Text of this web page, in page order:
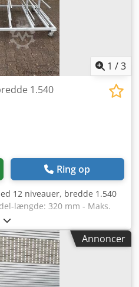
1 /3
1.540
Ring op
12 niveauer, bredde 1.540
længde: 320 mm - Maks.
12 stk. -
pr. niveau:
450-450-300 mm, 5 stk. -
Alfja - Total
Annoncer